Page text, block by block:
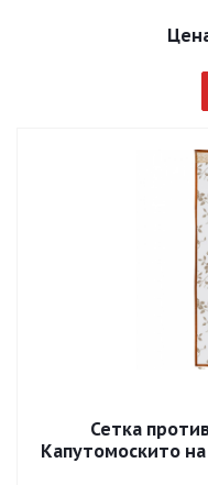
Сетка
Капутомоскито